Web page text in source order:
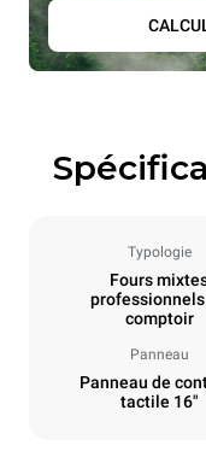
Typologie
Fours
professionnels
comptoir
Panneau
Panneau de
tactile 16"